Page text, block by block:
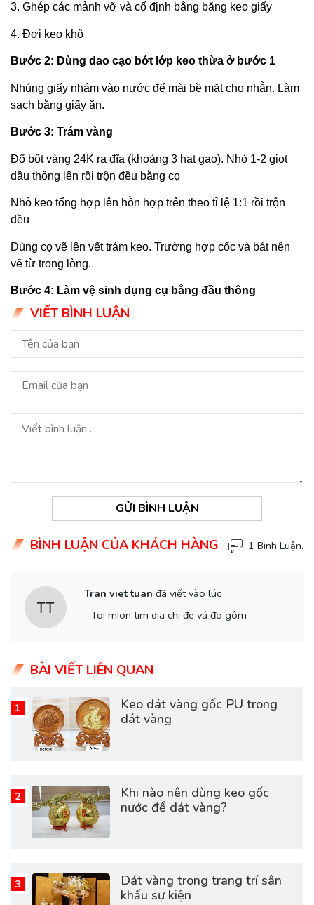
3. Ghép các mảnh vỡ và cố định bằng băng keo giấy
4. Đợi keo khô
Bước 2: Dùng dao cạo bớt lớp keo thừa ở bước 1
Nhúng giấy nhám vào nước để mài bề mặt cho nhẵn. Làm
sạch bằng giấy ăn.
Bước 3: Trám vàng
Đổ bột vàng 24K ra đĩa (khoảng 3 hạt gạo). Nhỏ 1-2 giọt
dầu thông lên rồi trộn đều bằng cọ
Nhỏ keo tổng hợp lên hỗn hợp trên theo tỉ lệ 1:1 rồi trộn
đều
Dùng cọ vẽ lên vết trám keo. Trường hợp cốc và bát nên
vẽ từ trong lòng.
Bước 4: Làm vệ sinh dụng cụ bằng đầu thông
VIẾT BÌNH LUẬN
GỬI BÌNH LUẬN
BÌNH LUẬN CỦA KHÁCH HÀNG 1 Bình Luận.
Tran viet tuan đã viết vào lúc
- Toi mion tim dia chi đe vá đo gôm
BÀI VIẾT LIÊN QUAN
Keo dát vàng gốc PU trong
dát vàng
Khi nào nên dùng keo gốc
nước để dát vàng?
Dát vàng trong trang trí sân
khấu sự kiện